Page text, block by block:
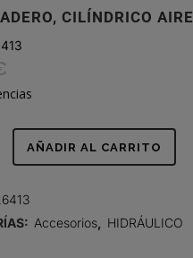
CILÍNDRICO AIRE
AÑADIR AL CARRITO
Accesorios HIDRÁULICO